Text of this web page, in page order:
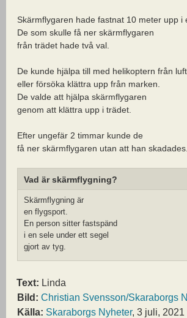
Skärmflygaren hade fastnat 10 meter upp i
De som skulle få ner skärmflygaren
från trädet hade två val.
De kunde hjälpa till med helikoptern från
eller försöka klättra upp från marken.
De valde att hjälpa skärmflygaren
genom att klättra upp i trädet.
Efter ungefär 2 timmar kunde de
få ner skärmflygaren utan att han skadades.
Vad är skärmflygning?
Skärmflygning är
en flygsport.
En person sitter fastspänd
i en sele under ett segel
gjort av tyg.
Text: Linda
Bild: Christian Svensson/Skaraborgs
Källa: Skaraborgs Nyheter, 3 juli, 2021